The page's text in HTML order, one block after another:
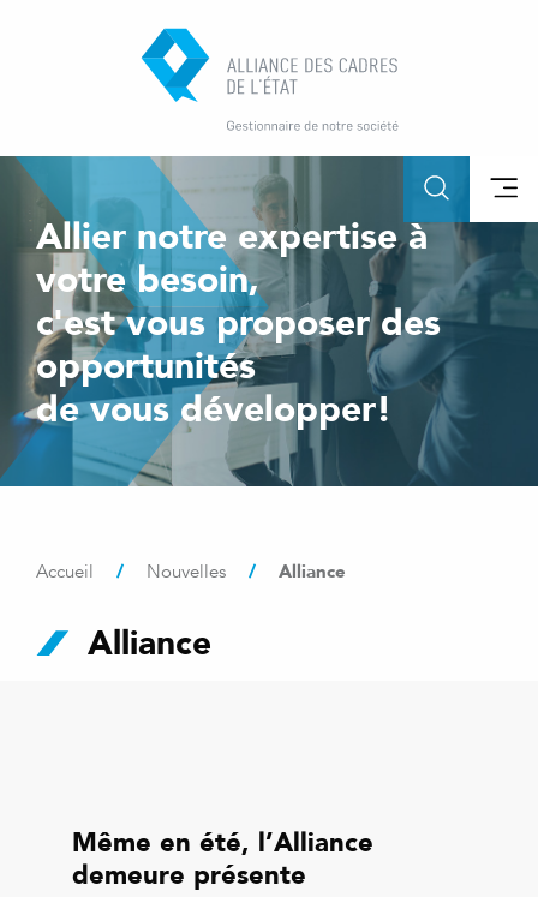
Allier notre expertise à
votre besoin,
c'est vous proposer des
opportunités
de vous développer!
Accueil / Nouvelles / Alliance
Alliance
Même en été, l’Alliance
demeure présente